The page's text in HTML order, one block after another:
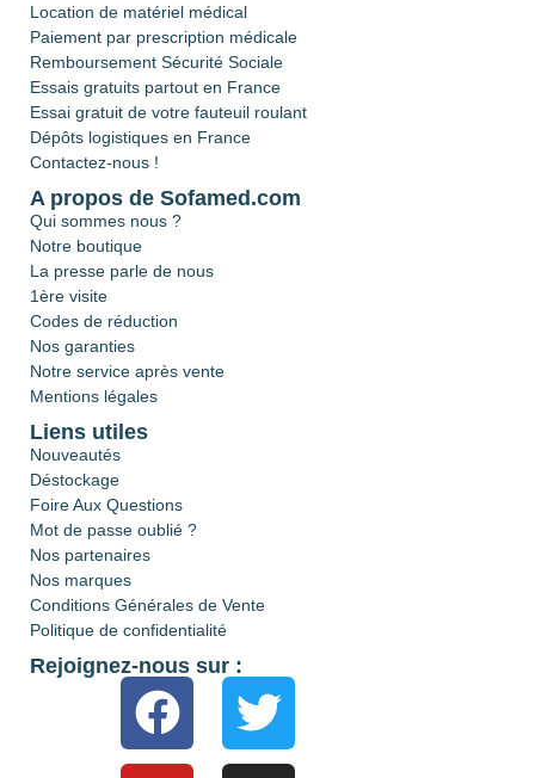
Location de matériel médical
Paiement par prescription médicale
Remboursement Sécurité Sociale
Essais gratuits partout en France
Essai gratuit de votre fauteuil roulant
Dépôts logistiques en France
Contactez-nous !
A propos de Sofamed.com
Qui sommes nous ?
Notre boutique
La presse parle de nous
1ère visite
Codes de réduction
Nos garanties
Notre service après vente
Mentions légales
Liens utiles
Nouveautés
Déstockage
Foire Aux Questions
Mot de passe oublié ?
Nos partenaires
Nos marques
Conditions Générales de Vente
Politique de confidentialité
Rejoignez-nous sur :